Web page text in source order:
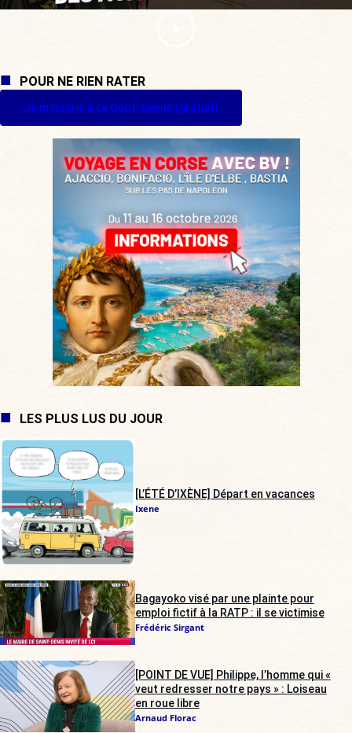
POUR NE RIEN RATER
Je m'inscris à La Quotidienne (gratuit)
LES PLUS LUS DU JOUR
[L’ÉTÉ D’IXÈNE] Départ en vacances
Ixene
Bagayoko visé par une plainte pour
emploi fictif à la RATP : il se victimise
Frédéric Sirgant
[POINT DE VUE] Philippe, l’homme qui «
veut redresser notre pays » : Loiseau
en roue libre
Arnaud Florac